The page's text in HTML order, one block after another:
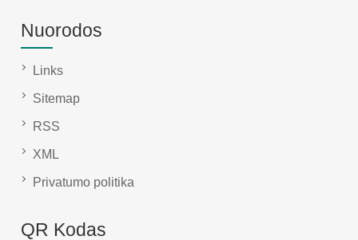
Nuorodos
Links
Sitemap
RSS
XML
Privatumo politika
QR Kodas